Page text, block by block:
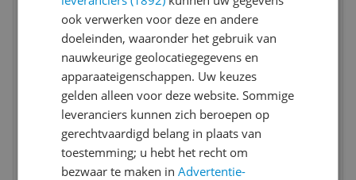
MAM Easy Start 2 Pack Baby Bottle Unisex
Grey - 260ml
v.a. € 34,44
2 prijzen
Ga naar goedkoopste
ook verwerken voor deze en andere
doeleinden, waaronder het gebruik van
nauwkeurige geolocatiegegevens en
apparaateigenschappen. Uw keuzes
gelden alleen voor deze website. Sommige
leveranciers kunnen zich beroepen op
gerechtvaardigd belang in plaats van
toestemming; u hebt het recht om
bezwaar te maken inAdvertentie-